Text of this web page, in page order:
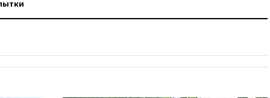
08:57Собянин сообщил о